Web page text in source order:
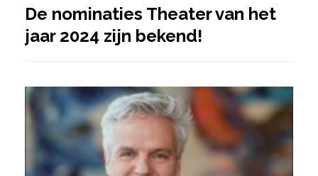
De nominaties Theater van het
jaar 2024 zijn bekend!